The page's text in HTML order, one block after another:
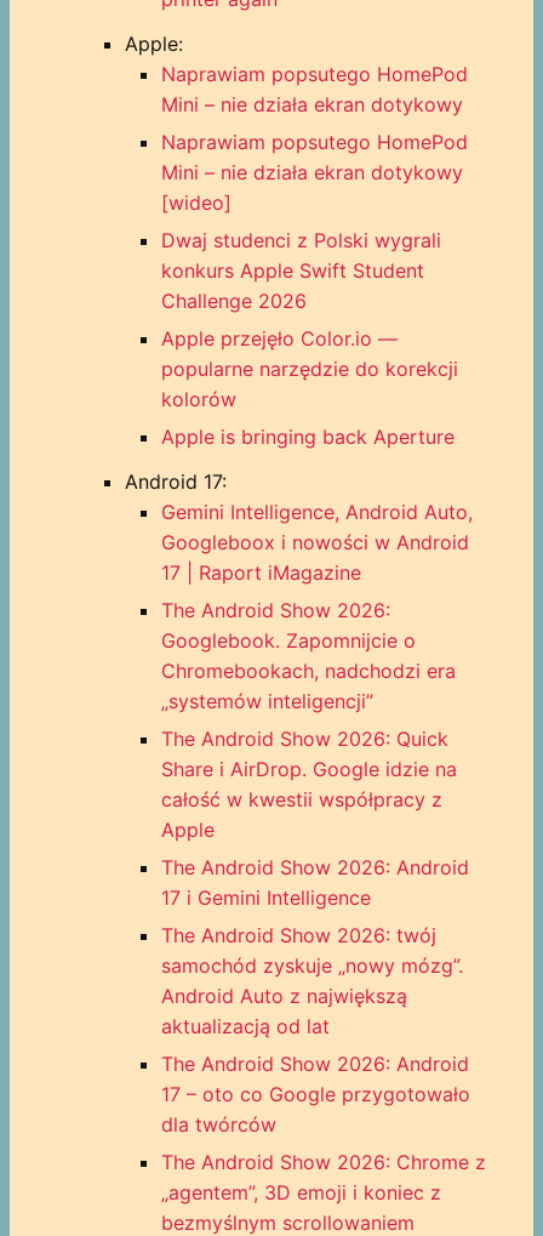
Apple:
Naprawiam popsutego HomePod
Mini – nie działa ekran dotykowy
Naprawiam popsutego HomePod
Mini – nie działa ekran dotykowy
[wideo]
Dwaj studenci z Polski wygrali
konkurs Apple Swift Student
Challenge 2026
Apple przejęło Color.io —
popularne narzędzie do korekcji
kolorów
Apple is bringing back Aperture
Android 17:
Gemini Intelligence, Android Auto,
Googleboox i nowości w Android
17 | Raport iMagazine
The Android Show 2026:
Googlebook. Zapomnijcie o
Chromebookach, nadchodzi era
„systemów inteligencji”
The Android Show 2026: Quick
Share i AirDrop. Google idzie na
całość w kwestii współpracy z
Apple
The Android Show 2026: Android
17 i Gemini Intelligence
The Android Show 2026: twój
samochód zyskuje „nowy mózg”.
Android Auto z największą
aktualizacją od lat
The Android Show 2026: Android
17 – oto co Google przygotowało
dla twórców
The Android Show 2026: Chrome z
„agentem”, 3D emoji i koniec z
bezmyślnym scrollowaniem